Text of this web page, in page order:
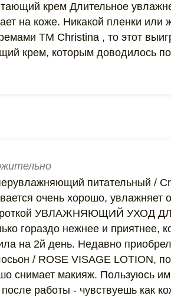
крем Длительное
на коже. Никакой пленки или
ТМ Christina , то этот
крем, которым доводилось
питательный /
очень хорошо, увлажняет
УВЛАЖНЯЮЩИЙ УХОД
гораздо нежнее и приятнее,
на 2й день. Недавно
/ ROSE VISAGE LOTION,
снимает макияж. Пользуюсь
работы - чувствуешь как